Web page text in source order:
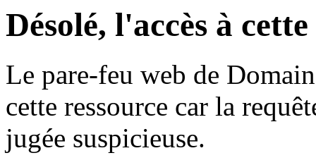
Désolé, l'accès à
Le pare-feu web de
cette ressource car la
jugée suspicieuse.